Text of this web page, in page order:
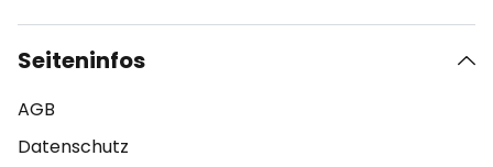
Seiteninfos
AGB
Datenschutz